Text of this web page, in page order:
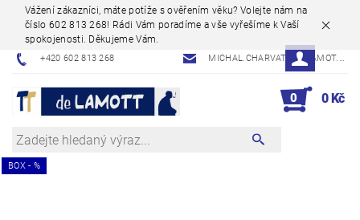
Vážení zákazníci, máte potíže s ověřením věku? Volejte nám na
číslo 602 813 268! Rádi Vám poradíme a vše vyřešíme k Vaší
spokojenosti. Děkujeme Vám.
+420 602 813 268 MICHAL.CHARVAT@DELAMOT.CZ
0 0 Kč
BOX - %